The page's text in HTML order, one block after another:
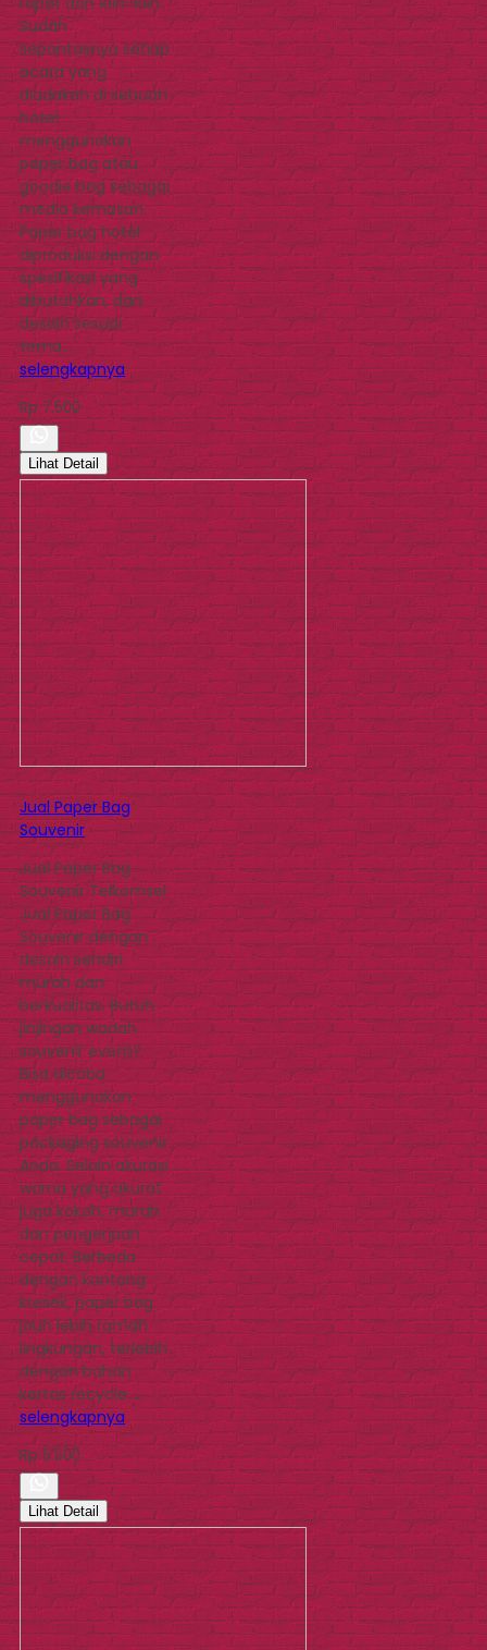
Sudah
sepantasnya setiap
acara yang
diadakan di sebuah
hotel
menggunakan
paper bag atau
goodie bag sebagai
media kemasan.
Paper bag hotel
diproduksi dengan
spesifikasi yang
dibutuhkan, dan
desain sesuai
tema…
selengkapnya
Rp 7.500
Lihat Detail
Jual Paper Bag
Souvenir
Jual Paper Bag
Souvenir Telkomsel
Jual Paper Bag
Souvenir dengan
desain sendiri
murah dan
berkualitas. Butuh
jinjingan wadah
souvenir event?
Bisa dicoba
menggunakan
paper bag sebagai
packaging souvenir
Anda. Selain akurasi
warna yang akurat
juga kokoh, murah
dan pengerjaan
cepat. Berbeda
dengan kantong
kresek, paper bag
jauh lebih ramah
lingkungan, terlebih
dengan bahan
kertas recycle….
selengkapnya
Rp 5.500
Lihat Detail